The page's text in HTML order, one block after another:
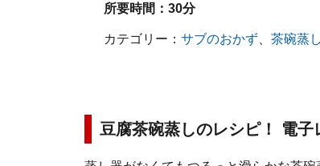
所要時間： 30分
カテゴリー： サブのおかず、 茶碗蒸し
豆腐茶碗蒸しのレシピ！ 電子